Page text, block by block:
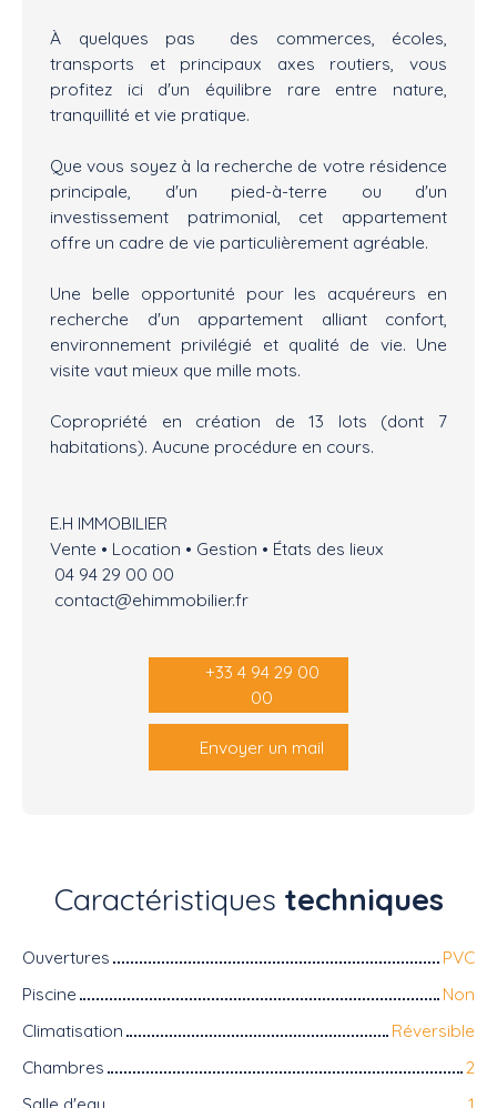
À quelques pas des commerces, écoles,
transports et principaux axes routiers, vous
profitez ici d'un équilibre rare entre nature,
tranquillité et vie pratique.
Que vous soyez à la recherche de votre résidence
principale, d'un pied-à-terre ou d'un
investissement patrimonial, cet appartement
offre un cadre de vie particulièrement agréable.
Une belle opportunité pour les acquéreurs en
recherche d'un appartement alliant confort,
environnement privilégié et qualité de vie. Une
visite vaut mieux que mille mots.
Copropriété en création de 13 lots (dont 7
habitations). Aucune procédure en cours.
E.H IMMOBILIER
Vente • Location • Gestion • États des lieux
04 94 29 00 00
contact@ehimmobilier.fr
+33 4 94 29 00
00
Envoyer un mail
Caractéristiques techniques
Ouvertures
PVC
Piscine
Non
Climatisation
Réversible
Chambres
2